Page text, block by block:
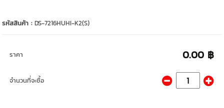
รหัสสินค้า :DS-7216HUHI-K2(S)
ราคา 0.00 ฿
จำนวนที่จะซื้อ